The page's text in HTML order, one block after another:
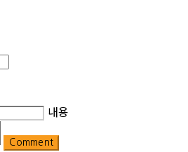
내용
Comment